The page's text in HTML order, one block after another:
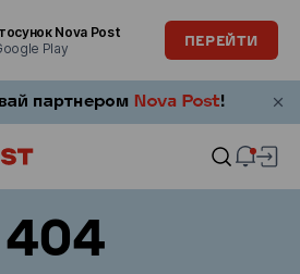
Nova Post
Play
ПЕРЕЙТИ
404